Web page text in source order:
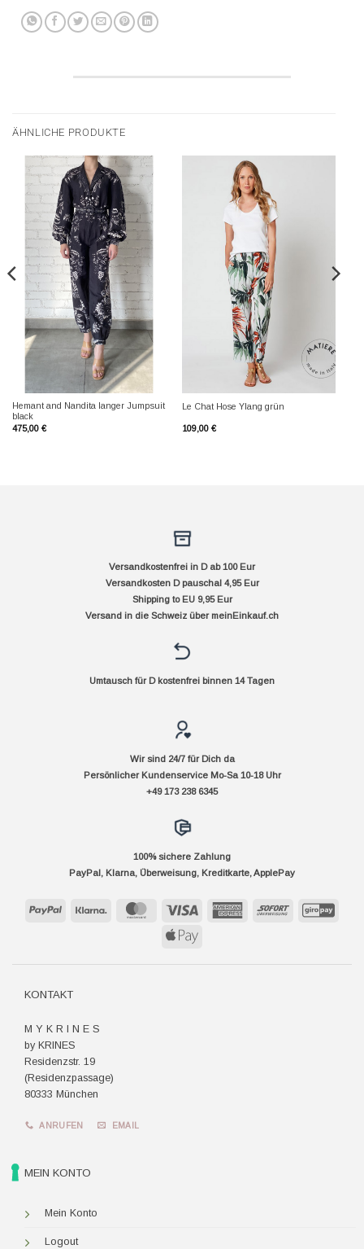
ÄHNLICHE PRODUKTE
Hemant and Nandita langer Jumpsuit
black
475,00 €
Le Chat Hose Ylang grün
109,00 €
Versandkostenfrei in D ab 100 Eur
Versandkosten D pauschal 4,95 Eur
Shipping to EU 9,95 Eur
Versand in die Schweiz über meinEinkauf.ch
Umtausch für D kostenfrei binnen 14 Tagen
Wir sind 24/7 für Dich da
Persönlicher Kundenservice Mo-Sa 10-18 Uhr
+49 173 238 6345
100% sichere Zahlung
PayPal, Klarna, Überweisung, Kreditkarte, ApplePay
PayPal Klarna MasterCard Visa
AmericanSofort
Apple
KONTAKT
M Y K R I N E S
by KRINES
Residenzstr. 19
(Residenzpassage)
80333 München
ANRUFEN EMAIL
MEIN KONTO
Mein Konto
Logout